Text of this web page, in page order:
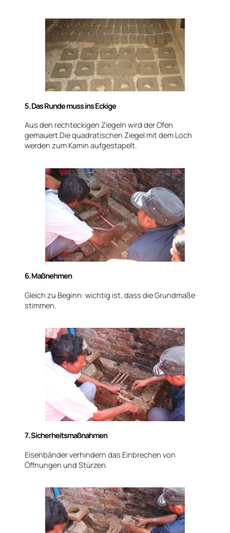
5. Das Runde muss ins Eckige
Aus den rechteckigen Ziegeln wird der Ofen
gemauert.Die quadratischen Ziegel mit dem Loch
werden zum Kamin aufgestapelt.
6. Maßnehmen
Gleich zu Beginn: wichtig ist, dass die Grundmaße
stimmen.
7. Sicherheitsmaßnahmen
Eisenbänder verhindern das Einbrechen von
Öffnungen und Stürzen.